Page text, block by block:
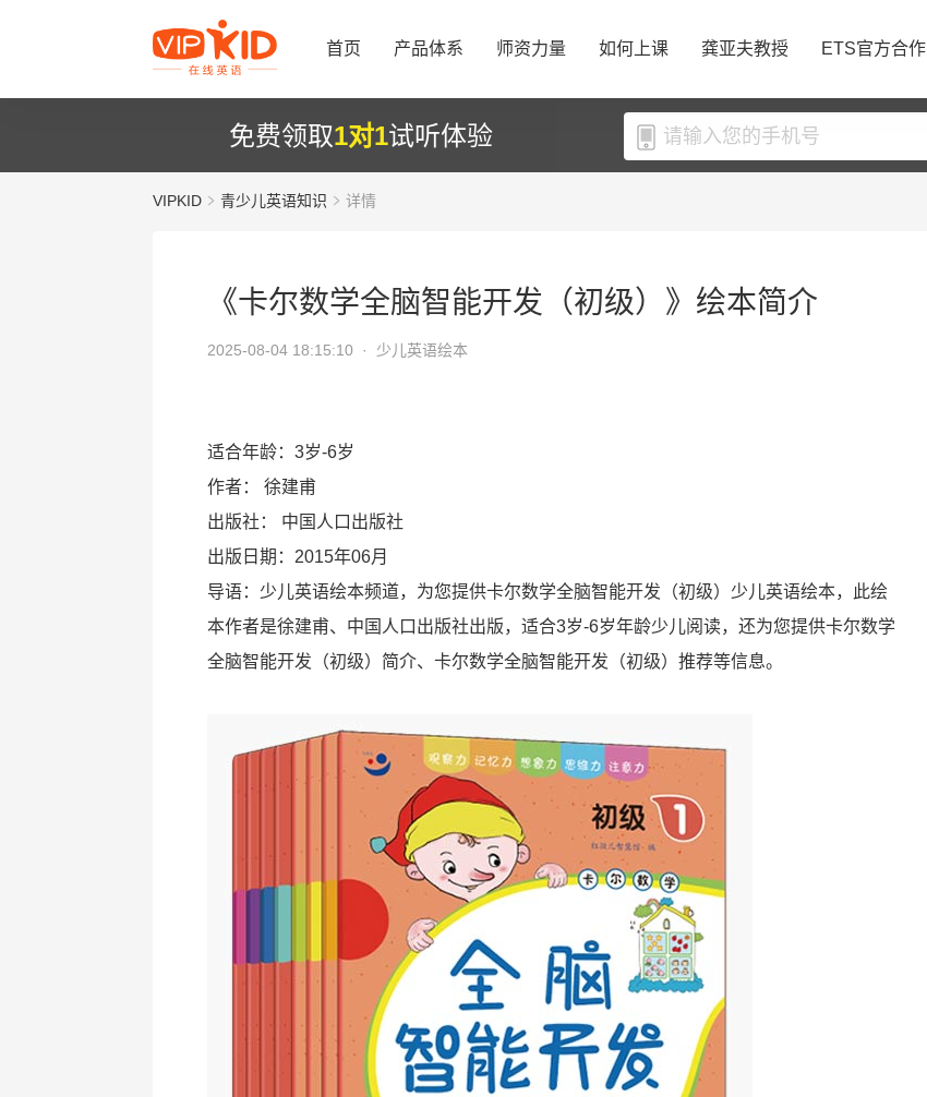
首页 产品体系 师资力量 如何上课 龚亚夫教授 ETS官方合作
免费领取1对1试听体验
VIPKID 青少儿英语知识 详情
《卡尔数学全脑智能开发（初级）》绘本简介
2025-08-04 18:15:10 · 少儿英语绘本
适合年龄：3岁-6岁
作者：
徐建甫
出版社：
中国人口出版社
出版日期：2015年06月
导语：少儿英语绘本频道，为您提供卡尔数学全脑智能开发（初级）少儿英语绘本，此绘
本作者是徐建甫、中国人口出版社出版，适合3岁-6岁年龄少儿阅读，还为您提供卡尔数学
全脑智能开发（初级）简介、卡尔数学全脑智能开发（初级）推荐等信息。